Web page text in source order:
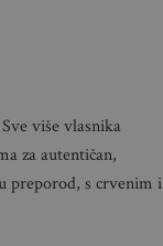
više vlasnika
za autentičan,
preporod, s crvenim i